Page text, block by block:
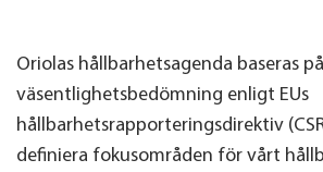
Oriolas hållbarhetsagenda baseras
väsentlighetsbedömning enligt EUs
hållbarhetsrapporteringsdirektiv
definiera fokusområden för vårt